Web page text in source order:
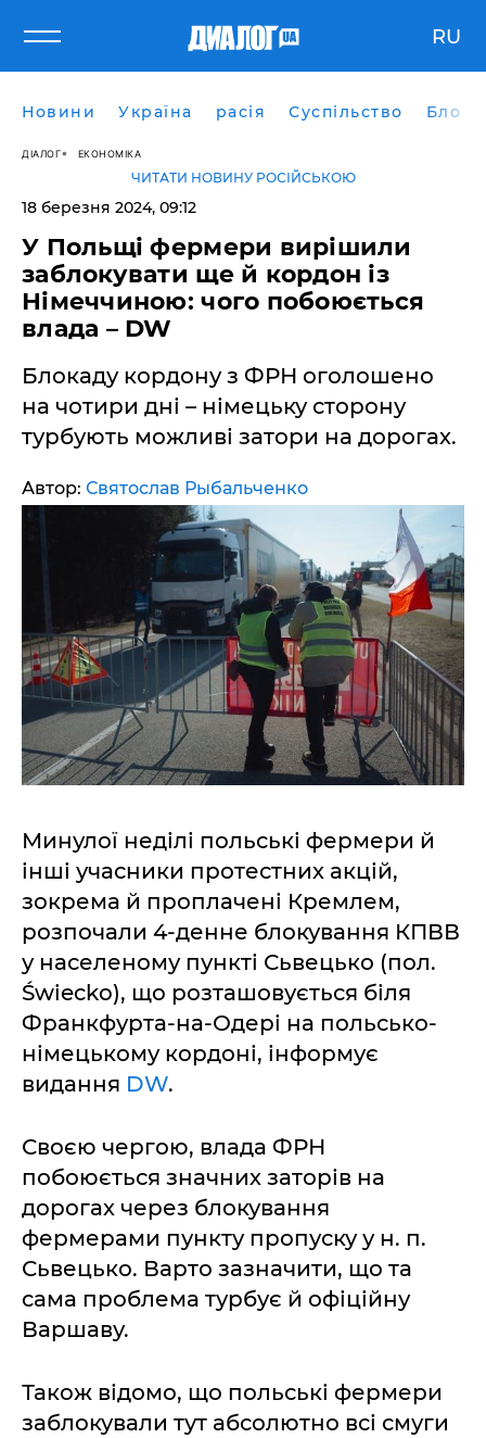
RU
Новини Україна расія Суспільство Блоги
ДІАЛОГ ЕКОНОМІКА
ЧИТАТИ НОВИНУ РОСІЙСЬКОЮ
18 березня 2024, 09:12
У Польщі фермери вирішили
заблокувати ще й кордон із
Німеччиною: чого побоюється
влада – DW
Блокаду кордону з ФРН оголошено
на чотири дні – німецьку сторону
турбують можливі затори на дорогах.
Автор: Святослав Рыбальченко
Минулої неділі польські фермери й
інші учасники протестних акцій,
зокрема й проплачені Кремлем,
розпочали 4-денне блокування КПВВ
у населеному пункті Сьвецько (пол.
Świecko), що розташовується біля
Франкфурта-на-Одері на польсько-
німецькому кордоні, інформує
видання DW.
Своєю чергою, влада ФРН
побоюється значних заторів на
дорогах через блокування
фермерами пункту пропуску у н. п.
Сьвецько. Варто зазначити, що та
сама проблема турбує й офіційну
Варшаву.
Також відомо, що польські фермери
заблокували тут абсолютно всі смуги